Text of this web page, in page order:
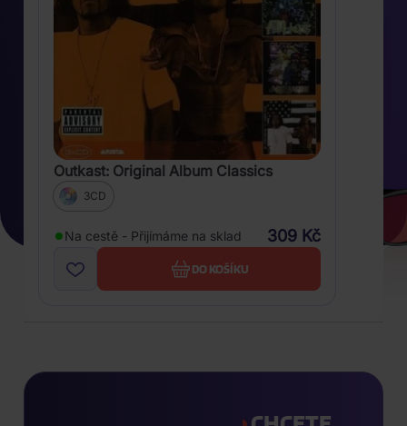
Outkast: Original Album Classics
3CD
Na cestě - Přijímáme na sklad 309 Kč
DO KOŠÍKU